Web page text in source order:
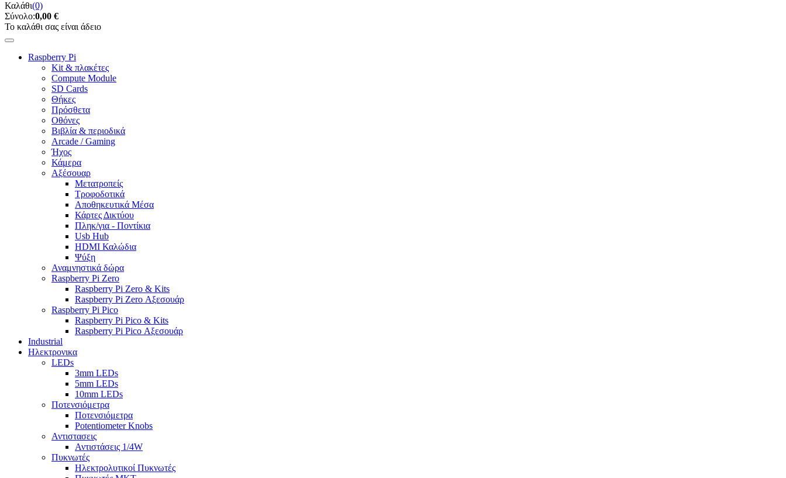
Καλάθι(0)
Σύνολο:0,00 €
Το καλάθι σας είναι άδειο
Raspberry Pi
Kit & πλακέτες
Compute Module
SD Cards
Θήκες
Πρόσθετα
Οθόνες
Βιβλία & περιοδικά
Arcade / Gaming
Ήχος
Κάμερα
Αξέσουαρ
Μετατροπείς
Τροφοδοτικά
Αποθηκευτικά Μέσα
Κάρτες Δικτύου
Πληκ/για - Ποντίκια
Usb Hub
HDMI Καλώδια
Ψύξη
Αναμνηστικά δώρα
Raspberry Pi Zero
Raspberry Pi Zero & Kits
Raspberry Pi Zero Αξεσουάρ
Raspberry Pi Pico
Raspberry Pi Pico & Kits
Raspberry Pi Pico Αξεσουάρ
Industrial
Ηλεκτρονικα
LEDs
3mm LEDs
5mm LEDs
10mm LEDs
Ποτενσιόμετρα
Ποτενσιόμετρα
Potentiometer Knobs
Αντιστασεις
Αντιστάσεις 1/4W
Πυκνωτές
Ηλεκτρολυτικοί Πυκνωτές